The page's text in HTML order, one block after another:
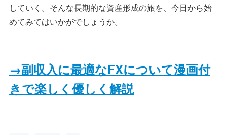
していく。そんな長期的な資産形成の旅を、今日から始
めてみてはいかがでしょうか。
→副収入に最適なFXについて漫画付
きで楽しく優しく解説